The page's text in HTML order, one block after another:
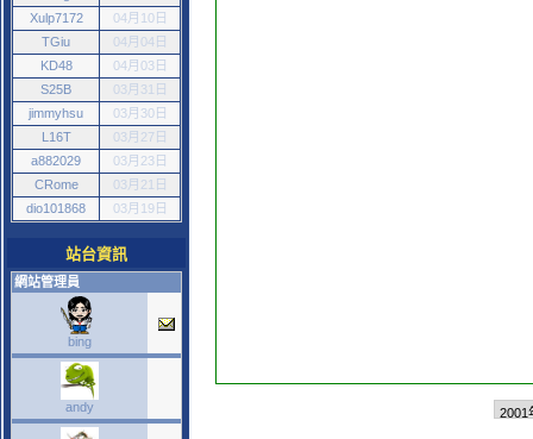
Xulp7172
04月10日
TGiu
04月04日
KD48
04月03日
S25B
03月31日
jimmyhsu
03月30日
L16T
03月27日
a882029
03月23日
CRome
03月21日
dio101868
03月19日
站台資訊
網站管理員
bing
andy